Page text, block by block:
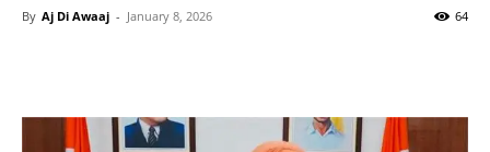
By Aj Di Awaaj - January 8, 2026 64